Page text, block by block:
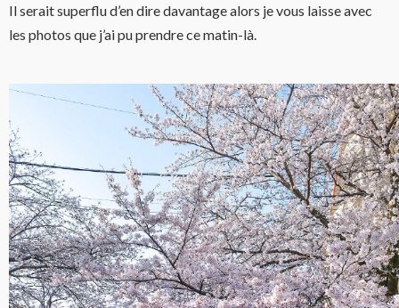
Il serait superflu d’en dire davantage alors je vous laisse avec
les photos que j’ai pu prendre ce matin-là.